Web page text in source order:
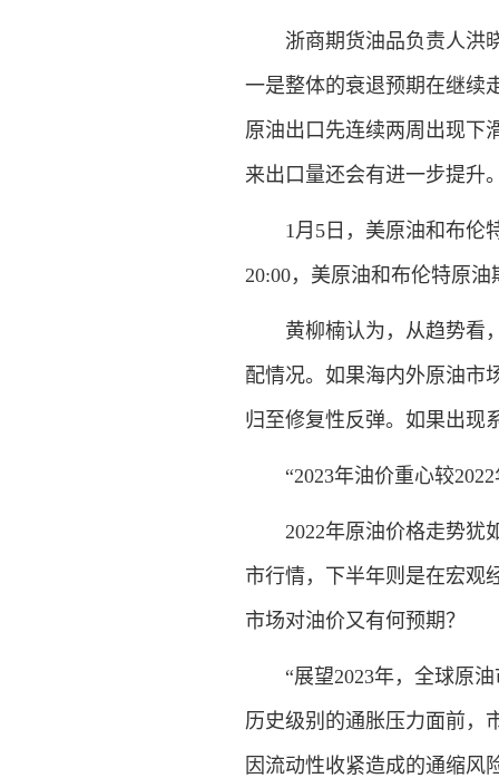
浙商期货油品负责人洪晓
一是整体的衰退预期在继续
原油出口先连续两周出现下
来出口量还会有进一步提升
1月5日，美原油和布伦特
20:00，美原油和布伦特原
黄柳楠认为，从趋势看，
配情况。如果海内外原油市
归至修复性反弹。如果出现
“2023年油价重心较2022
2022年原油价格走势犹如
市行情，下半年则是在宏观
市场对油价又有何预期？
“展望2023年，全球原油
历史级别的通胀压力面前，
因流动性收紧造成的通缩风